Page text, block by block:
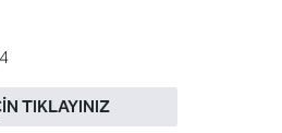
TIKLAYINIZ